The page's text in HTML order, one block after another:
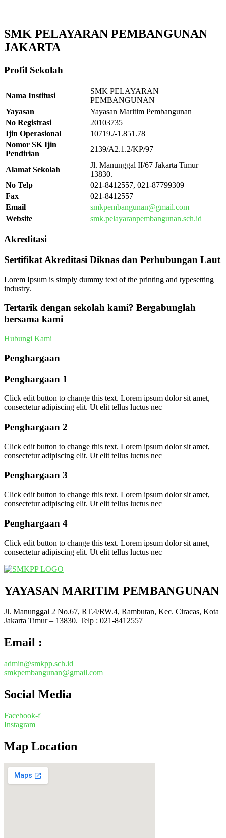
SMK PELAYARAN PEMBANGUNAN
JAKARTA
Profil Sekolah
Nama Institusi
SMK PELAYARAN
PEMBANGUNAN
Yayasan
Yayasan Maritim Pembangunan
No Registrasi
20103735
Ijin Operasional
10719./-1.851.78
Nomor SK Ijin
Pendirian
2139/A2.1.2/KP/97
Alamat Sekolah
Jl. Manunggal II/67 Jakarta Timur
13830.
No Telp
021-8412557, 021-87799309
Fax
021-8412557
Email
smkpembangunan@gmail.com
Website
smk.pelayaranpembangunan.sch.id
Akreditasi
Sertifikat Akreditasi Diknas dan Perhubungan Laut
Lorem Ipsum is simply dummy text of the printing and typesetting
industry.
Tertarik dengan sekolah kami? Bergabunglah
bersama kami
Hubungi Kami
Penghargaan
Penghargaan 1
Click edit button to change this text. Lorem ipsum dolor sit amet,
consectetur adipiscing elit. Ut elit tellus luctus nec
Penghargaan 2
Click edit button to change this text. Lorem ipsum dolor sit amet,
consectetur adipiscing elit. Ut elit tellus luctus nec
Penghargaan 3
Click edit button to change this text. Lorem ipsum dolor sit amet,
consectetur adipiscing elit. Ut elit tellus luctus nec
Penghargaan 4
Click edit button to change this text. Lorem ipsum dolor sit amet,
consectetur adipiscing elit. Ut elit tellus luctus nec
YAYASAN MARITIM PEMBANGUNAN
Jl. Manunggal 2 No.67, RT.4/RW.4, Rambutan, Kec. Ciracas, Kota
Jakarta Timur – 13830. Telp : 021-8412557
Email :
admin@smkpp.sch.id
smkpembangunan@gmail.com
Social Media
Facebook-f
Instagram
Map Location